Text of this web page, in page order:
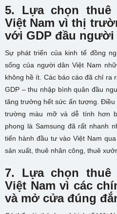
5. Lựa chọn thuê
Việt Nam vì thị
với GDP đầu người
Sự phát triển của kinh tế đồng
sống của người dân Việt Nam
không hề ít. Các báo cáo đã chỉ ra
GDP – thu nhập bình quân đầu
tăng trưởng hết sức ấn tượng. Điều
trường màu mỡ và dễ tính hơn
phong là Samsung đã rất nhanh
tiến hành đầu tư vào Việt Nam
sản xuất, thuê nhân công, thuê
7. Lựa chọn thuê
Việt Nam vì các
và mở cửa đúng